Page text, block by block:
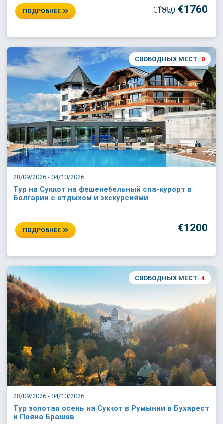
ПОДРОБНЕЕ €1850 €1760
28/09/2026 - 04/10/2026
СВОБОДНЫХ МЕСТ: 0
Тур на Суккот на фешенебельный спа-курорт в
Болгарии с отдыхом и экскурсиями
ПОДРОБНЕЕ €1200
28/09/2026 - 04/10/2026
СВОБОДНЫХ МЕСТ: 4
Тур золотая осень на Суккот в Румынии в Бухарест
и Пояна Брашов